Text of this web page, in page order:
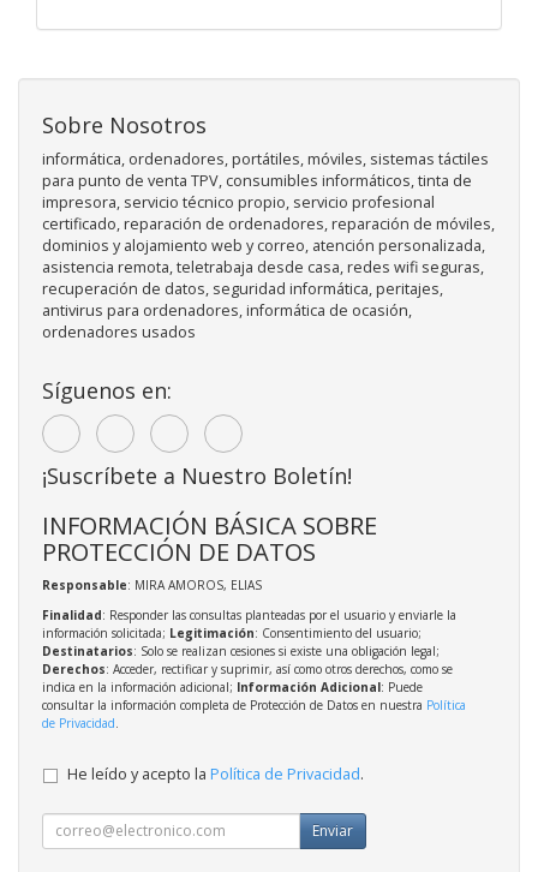
Sobre Nosotros
informática, ordenadores, portátiles, móviles, sistemas táctiles
para punto de venta TPV, consumibles informáticos, tinta de
impresora, servicio técnico propio, servicio profesional
certificado, reparación de ordenadores, reparación de móviles,
dominios y alojamiento web y correo, atención personalizada,
asistencia remota, teletrabaja desde casa, redes wifi seguras,
recuperación de datos, seguridad informática, peritajes,
antivirus para ordenadores, informática de ocasión,
ordenadores usados
Síguenos en:
¡Suscríbete a Nuestro Boletín!
INFORMACIÓN BÁSICA SOBRE
PROTECCIÓN DE DATOS
Responsable: MIRA AMOROS, ELIAS
Finalidad: Responder las consultas planteadas por el usuario y enviarle la
información solicitada; Legitimación: Consentimiento del usuario;
Destinatarios: Solo se realizan cesiones si existe una obligación legal;
Derechos: Acceder, rectificar y suprimir, así como otros derechos, como se
indica en la información adicional; Información Adicional: Puede
consultar la información completa de Protección de Datos en nuestra Política
de Privacidad
He leído y acepto la Política de Privacidad.
Enviar